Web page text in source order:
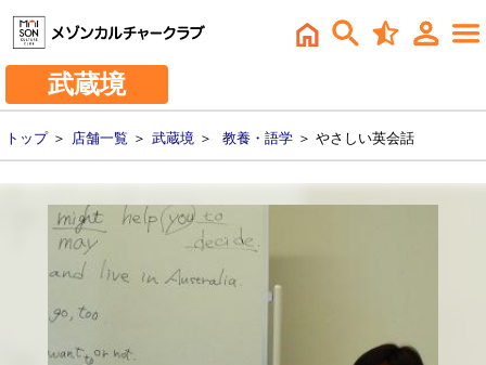
武蔵境
トップ＞ 店舗一覧 ＞ 武蔵境 ＞ 教養・語学 ＞ やさしい英会話